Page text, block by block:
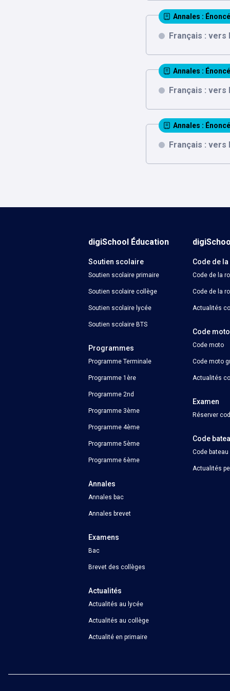
Annales :
Français : vers
Annales :
Français : vers
Annales :
Français : vers
digiSchool Éducation
Soutien scolaire
Soutien scolaire primaire
Soutien scolaire collège
Soutien scolaire lycée
Soutien scolaire BTS
Programmes
Programme Terminale
Programme 1ère
Programme 2nd
Programme 3ème
Programme 4ème
Programme 5ème
Programme 6ème
Annales
Annales bac
Annales brevet
Examens
Bac
Brevet des collèges
Actualités
Actualités au lycée
Actualités au collège
Actualité en primaire
Code de
Code de la
Code de la
Actualités
Code moto
Code moto
Code moto
Actualités
Examen
Réserver
Code
Code bateau
Actualités